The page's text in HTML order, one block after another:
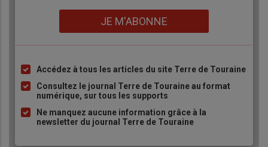
JE M'ABONNE
Liste
à
puce
Accédez à tous les articles du site Terre de Touraine
Consultez le journal Terre de Touraine au format
numérique, sur tous les supports
Ne manquez aucune information grâce à la
newsletter du journal Terre de Touraine